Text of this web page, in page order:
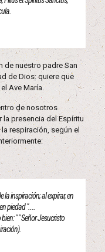
de nuestro padre San
de Dios: quiere que
Ave María.
de nosotros
presencia del Espíritu
respiración, según el
la inspiración; al expirar, en
piedad "....
" " Señor Jesucristo